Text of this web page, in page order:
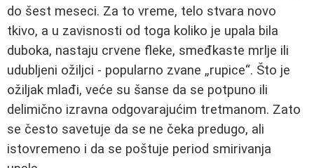
do šest meseci. Za to vreme, telo stvara novo
tkivo, a u zavisnosti od toga koliko je upala bila
duboka, nastaju crvene fleke, smeđkaste mrlje ili
udubljeni ožiljci - popularno zvane „rupice“. Što je
ožiljak mlađi, veće su šanse da se potpuno ili
delimično izravna odgovarajućim tretmanom. Zato
se često savetuje da se ne čeka predugo, ali
istovremeno i da se poštuje period smirivanja